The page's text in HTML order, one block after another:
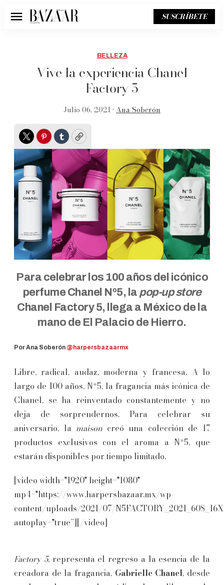
Menú SUSCRÍBETE
BELLEZA
Vive la experiencia Chanel
Factory 5
Julio 06, 2021 • Ana Soberón
TwitterPinterest
TumblrCopy
Para celebrar los 100 años del icónico
perfume Chanel Nº5, la pop-up store
Chanel Factory 5, llega a México de la
mano de El Palacio de Hierro.
Por Ana Soberón @harpersbazaarmx
Libre, radical, audaz, moderna y francesa. A lo
largo de 100 años, Nº5, la fragancia más icónica de
Chanel, se ha reinventado constantemente y no
deja de sorprendernos. Para celebrar su
aniversario, la maisoncreó una colección de 17
productos exclusivos con el aroma a Nº5, que
estarán disponibles por tiempo limitado.
[video width="1920" height="1080"
mp4="https://www.harpersbazaar.mx/wp-
content/uploads/2021/07/
autoplay="true”][/video]
Factory 5, representa el regreso a la esencia de la
creadora de la fragancia, Gabrielle Chanel, desde